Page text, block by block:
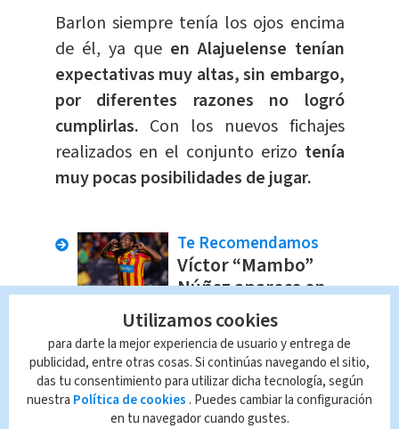
Barlon siempre tenía los ojos encima
de él, ya que en Alajuelense tenían
expectativas muy altas, sin embargo,
por diferentes razones no logró
cumplirlas. Con los nuevos fichajes
realizados en el conjunto erizo tenía
muy pocas posibilidades de jugar.
Te Recomendamos
Víctor “Mambo”
Núñez aparece en
histórica lista.
Deportes
Daniel Monge
Segnini
Utilizamos cookies
para darte la mejor experiencia de usuario y entrega de
publicidad, entre otras cosas. Si continúas navegando el sitio,
das tu consentimiento para utilizar dicha tecnología, según
nuestra Política de cookies . Puedes cambiar la configuración
en tu navegador cuando gustes.